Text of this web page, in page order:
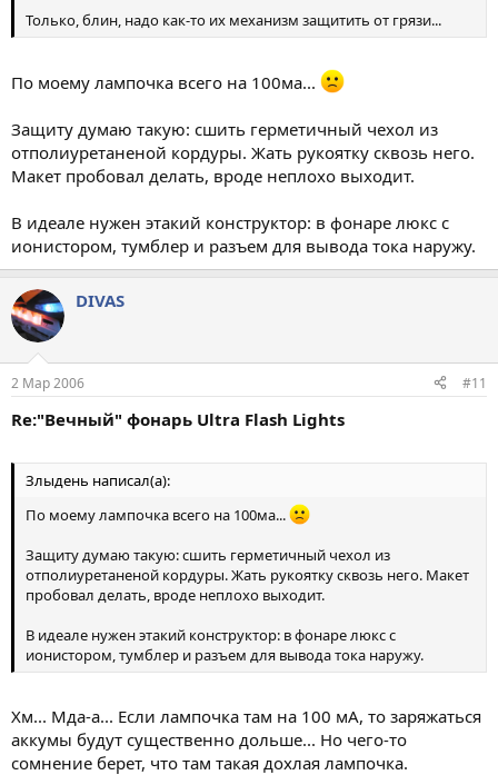
Только, блин, надо как-то их механизм защитить от грязи...
По моему лампочка всего на 100ма...
Защиту думаю такую: сшить герметичный чехол из
отполиуретаненой кордуры. Жать рукоятку сквозь него.
Макет пробовал делать, вроде неплохо выходит.
В идеале нужен этакий конструктор: в фонаре люкс с
ионистором, тумблер и разъем для вывода тока наружу.
DIVAS
2 Мар 2006 #11
Re:"Вечный" фонарь Ultra Flash Lights
Злыдень написал(а):
По моему лампочка всего на 100ма...
Защиту думаю такую: сшить герметичный чехол из
отполиуретаненой кордуры. Жать рукоятку сквозь него. Макет
пробовал делать, вроде неплохо выходит.
В идеале нужен этакий конструктор: в фонаре люкс с
ионистором, тумблер и разъем для вывода тока наружу.
Хм... Мда-а... Если лампочка там на 100 мА, то заряжаться
аккумы будут существенно дольше... Но чего-то
сомнение берет, что там такая дохлая лампочка.